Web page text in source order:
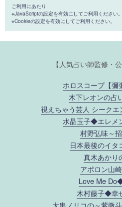
ご利用にあたり
※JavaScriptの設定を有効にしてご利用ください。
※Cookieの設定を有効にしてご利用ください。
【人気占い師監修・
ホロスコープ【彌
木下レオンの占
視えちゃう芸人 シーク
水晶玉子◆エレメ
村野弘味～
日本最後のイタ
真木あかり
アポロン山
Love Me
木村藤子◆幸
大串ノリコの～紫微